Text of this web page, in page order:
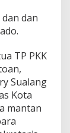
dan
TP PKK
Sualang
Kota
mantan